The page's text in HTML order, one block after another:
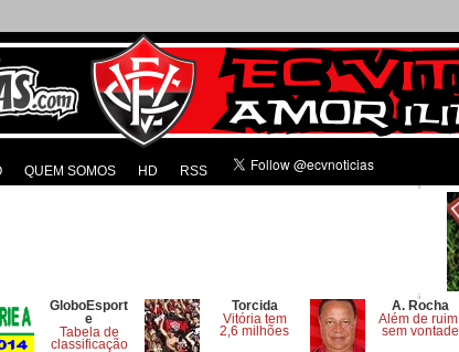
QUEM SOMOS HD RSS
GloboEsport
e
Tabela de
classificação
Torcida
Vitória tem
2,6 milhões
A. Rocha
Além de ruim,
sem vontade